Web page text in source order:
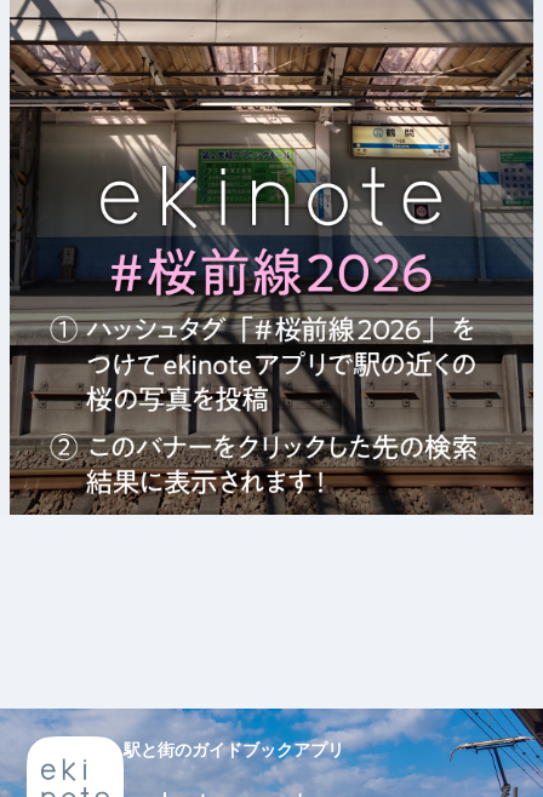
駅と街のガイドブックアプリ